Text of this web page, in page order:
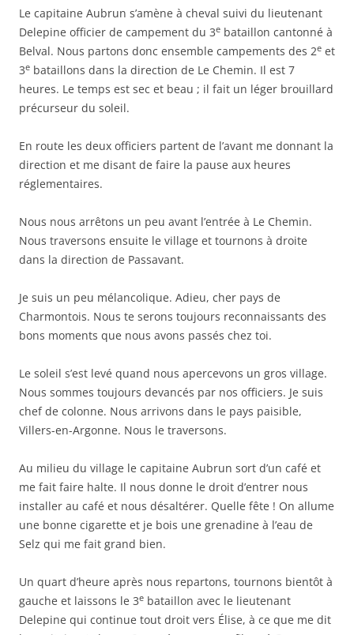
Le capitaine Aubrun s’amène à cheval suivi du lieutenant
Delepine officier de campement du 3e bataillon cantonné à
Belval. Nous partons donc ensemble campements des 2e et
3e bataillons dans la direction de Le Chemin. Il est 7
heures. Le temps est sec et beau ; il fait un léger brouillard
précurseur du soleil.
En route les deux officiers partent de l’avant me donnant la
direction et me disant de faire la pause aux heures
réglementaires.
Nous nous arrêtons un peu avant l’entrée à Le Chemin.
Nous traversons ensuite le village et tournons à droite
dans la direction de Passavant.
Je suis un peu mélancolique. Adieu, cher pays de
Charmontois. Nous te serons toujours reconnaissants des
bons moments que nous avons passés chez toi.
Le soleil s’est levé quand nous apercevons un gros village.
Nous sommes toujours devancés par nos officiers. Je suis
chef de colonne. Nous arrivons dans le pays paisible,
Villers-en-Argonne. Nous le traversons.
Au milieu du village le capitaine Aubrun sort d’un café et
me fait faire halte. Il nous donne le droit d’entrer nous
installer au café et nous désaltérer. Quelle fête ! On allume
une bonne cigarette et je bois une grenadine à l’eau de
Selz qui me fait grand bien.
Un quart d’heure après nous repartons, tournons bientôt à
gauche et laissons le 3e bataillon avec le lieutenant
Delepine qui continue tout droit vers Élise, à ce que me dit